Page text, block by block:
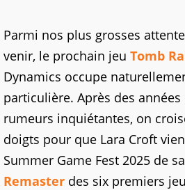
Parmi nos plus grosses
venir, le prochain jeu Tomb
Dynamics occupe
particulière. Après des
rumeurs inquiétantes, on
doigts pour que Lara Croft
Summer Game Fest 2025 de
Remaster des six premiers